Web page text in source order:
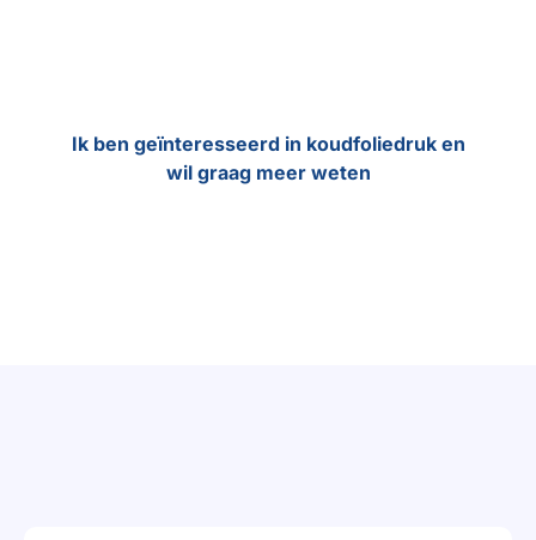
Ik ben geïnteresseerd in koudfoliedruk en
wil graag meer weten